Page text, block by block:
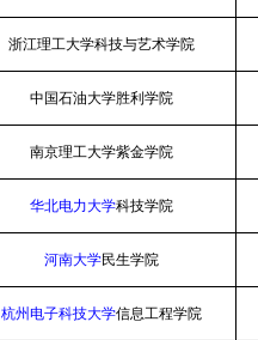
浙江理工大学科技与艺术学院
中国石油大学胜利学院
南京理工大学紫金学院
华北电力大学科技学院
河南大学民生学院
杭州电子科技大学信息工程学院